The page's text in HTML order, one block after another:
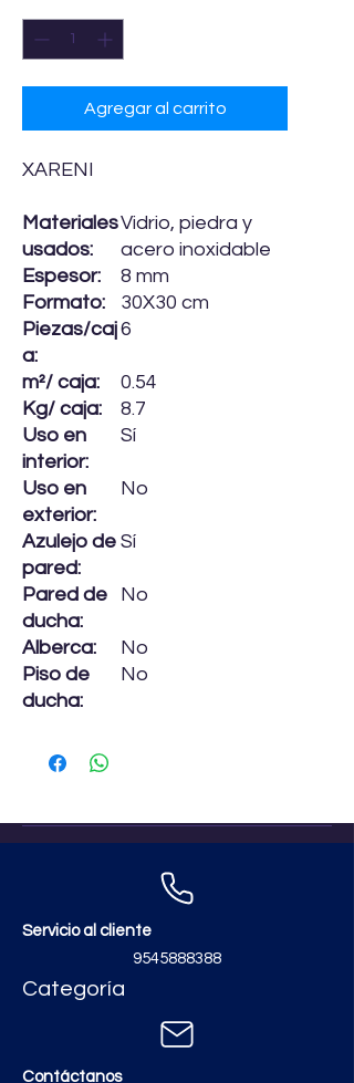
Agregar al carrito
XARENI
Materiales
usados:
Vidrio, piedra y
acero inoxidable
Espesor:
8 mm
Formato:
30X30 cm
Piezas/caj
a:
6
m²/ caja:
0.54
Kg/ caja:
8.7
Uso en
interior:
Sí
Uso en
exterior:
No
Azulejo de
pared:
Sí
Pared de
ducha:
No
Alberca:
No
Piso de
ducha:
No
Servicio al cliente
9545888388
Categoría
Contáctanos